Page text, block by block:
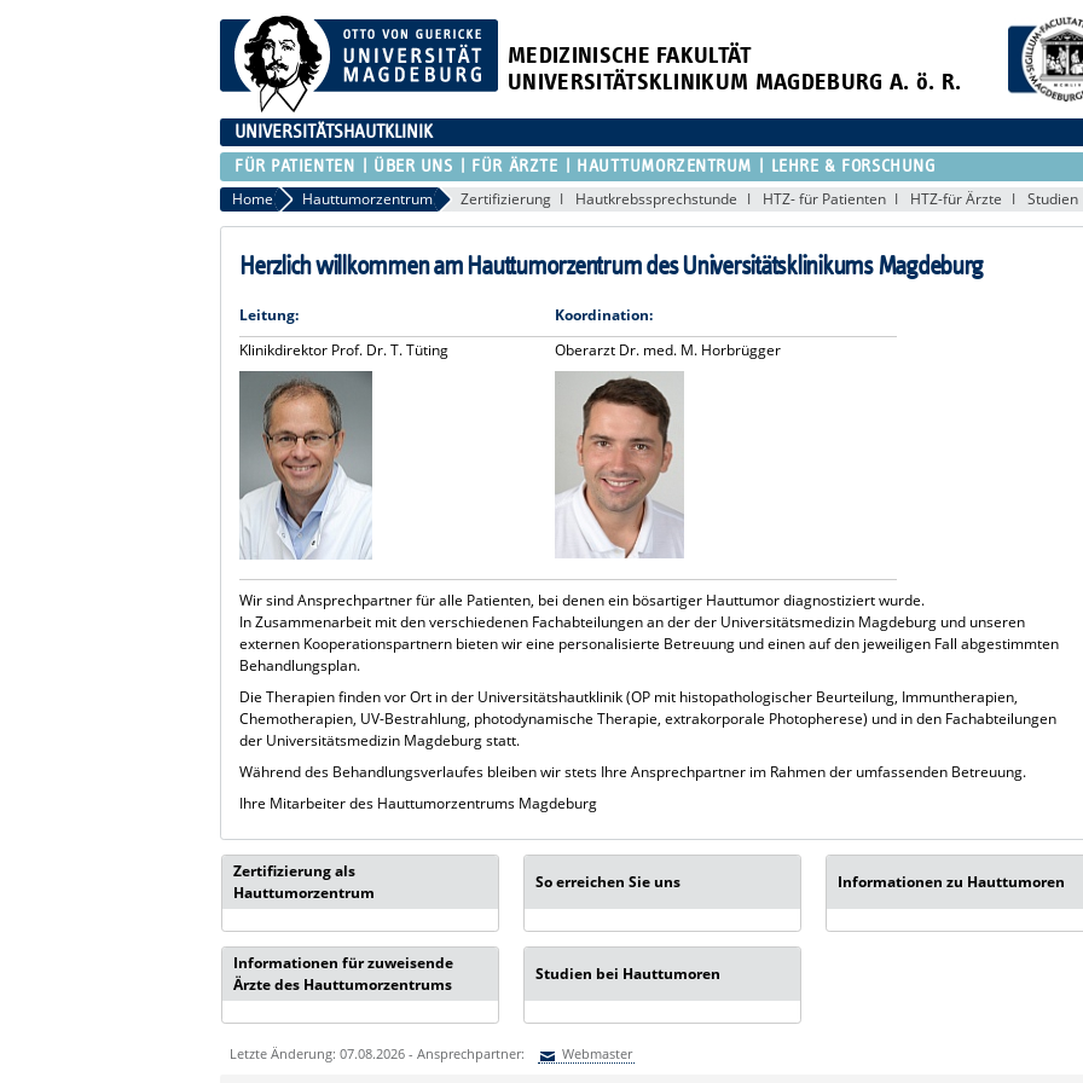
MEDIZINISCHE FAKULTÄT
UNIVERSITÄTSKLINIKUM MAGDEBURG A. ö. R.
UNIVERSITÄTSHAUTKLINIK
FÜR PATIENTEN ÜBER UNS FÜR ÄRZTE HAUTTUMORZENTRUM LEHRE & FORSCHUNG
Home Hauttumorzentrum Zertifizierung Hautkrebssprechstunde HTZ- für Patienten HTZ-für Ärzte Studien
Herzlich willkommen am Hauttumorzentrum des Universitätsklinikums Magdeburg
Leitung:
Koordination:
Klinikdirektor Prof. Dr. T. Tüting
Oberarzt Dr. med. M. Horbrügger
Wir sind Ansprechpartner für alle Patienten, bei denen ein bösartiger Hauttumor diagnostiziert wurde.
In Zusammenarbeit mit den verschiedenen Fachabteilungen an der der Universitätsmedizin Magdeburg und unseren
externen Kooperationspartnern bieten wir eine personalisierte Betreuung und einen auf den jeweiligen Fall abgestimmten
Behandlungsplan.
Die Therapien finden vor Ort in der Universitätshautklinik (OP mit histopathologischer Beurteilung, Immuntherapien,
Chemotherapien, UV-Bestrahlung, photodynamische Therapie, extrakorporale Photopherese) und in den Fachabteilungen
der Universitätsmedizin Magdeburg statt.
Während des Behandlungsverlaufes bleiben wir stets Ihre Ansprechpartner im Rahmen der umfassenden Betreuung.
Ihre Mitarbeiter des Hauttumorzentrums Magdeburg
Zertifizierung als
Hauttumorzentrum
So erreichen Sie uns Informationen zu Hauttumoren
Informationen für zuweisende
Ärzte des Hauttumorzentrums
Studien bei Hauttumoren
Letzte Änderung: 07.08.2026 - Ansprechpartner: Webmaster